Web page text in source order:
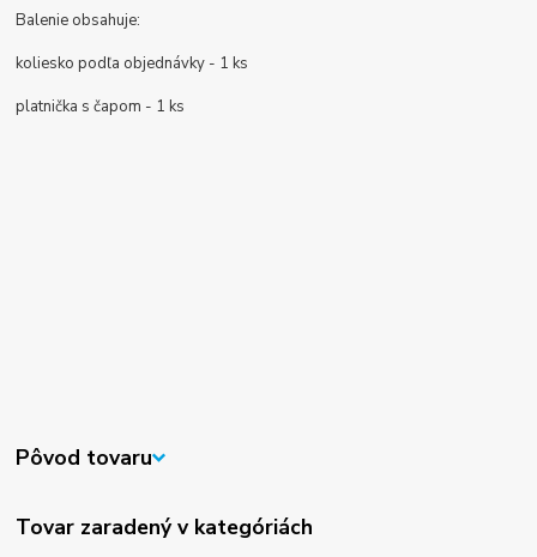
Balenie obsahuje:
koliesko podľa objednávky - 1 ks
platnička s čapom - 1 ks
Pôvod tovaru
Tovar zaradený v kategóriách